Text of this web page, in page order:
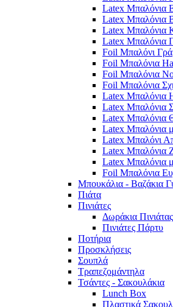
Latex Μπαλόνια
Latex Μπαλόνια
Latex Μπαλόνια
Latex Μπαλόνια
Foil Μπαλόνι
Foil Μπαλόνια
Foil Μπαλόνια
Foil Μπαλόνια
Latex Μπαλόνια
Latex Μπαλόνια
Latex Μπαλόνια
Latex Μπαλόνια
Latex Μπαλόνι
Latex Μπαλόνια
Latex Μπαλόνια
Foil Μπαλόνια
Μπουκάλια - Βαζάκια
Πιάτα
Πινιάτες
Δωράκια Πινιάτας
Πινιάτες Πάρτυ
Ποτήρια
Προσκλήσεις
Σουπλά
Τραπεζομάντηλα
Τσάντες - Σακουλάκια
Lunch Box
Πλαστικά